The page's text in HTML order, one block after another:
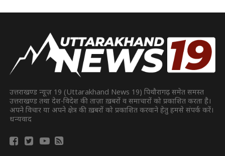
उत्तराखण्ड न्यूज़ 19 (Uttarakhand News 19) पिथौरागढ़ समेत समस्त
उत्तराखण्ड तथा देश-विदेश की ताज़ा ख़बरों व समाचारों को प्रकाशित करता है।
अपने विचार या अपने क्षेत्र की ख़बरों को प्रकाशित करवाने हेतु हमसे संपर्क करें।
धन्यवाद